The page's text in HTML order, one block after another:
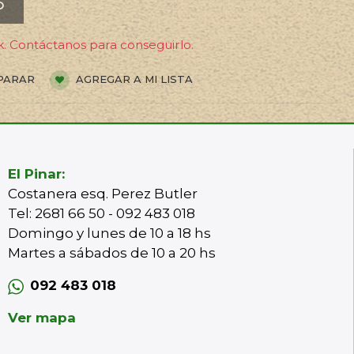
Contáctanos para conseguirlo.
AGREGAR A MI LISTA
El Pinar:
Costanera esq. Perez Butler
Tel: 2681 66 50 - 092 483 018
Domingo y lunes de 10 a 18 hs
Martes a sábados de 10 a 20 hs
092 483 018
Ver mapa